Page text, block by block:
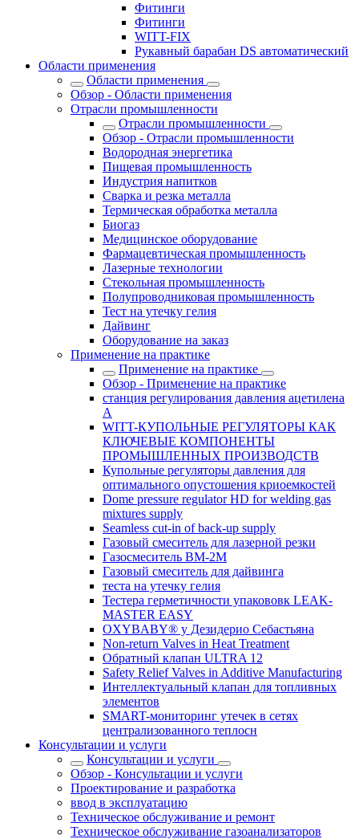
Фитинги
Фитинги
WITT-FIX
Рукавный барабан DS автоматический
Области применения
Области применения
Обзор - Области применения
Отрасли промышленности
Отрасли промышленности
Обзор - Отрасли промышленности
Водородная энергетика
Пищевая промышленность
Индустрия напитков
Сварка и резка металла
Термическая обработка металла
Биогаз
Медицинское оборудование
Фармацевтическая промышленность
Лазерные технологии
Стекольная промышленность
Полупроводниковая промышленность
Тест на утечку гелия
Дайвинг
Оборудование на заказ
Применение на практике
Применение на практике
Обзор - Применение на практике
станция регулирования давления ацетилена
A
WITT-КУПОЛЬНЫЕ РЕГУЛЯТОРЫ КАК
КЛЮЧЕВЫЕ КОМПОНЕНТЫ
ПРОМЫШЛЕННЫХ ПРОИЗВОДСТВ
Купольные регуляторы давления для
оптимального опустошения криоемкостей
Dome pressure regulator HD for welding gas
mixtures supply
Seamless cut-in of back-up supply
Газовый смеситель для лазерной резки
Газосмеситель BM-2M
Газовый смеситель для дайвинга
теста на утечку гелия
Тестера герметичности упакововк LEAK-
MASTER EASY
OXYBABY® у Дезидерио Себастьяна
Non-return Valves in Heat Treatment
Обратный клапан ULTRA 12
Safety Relief Valves in Additive Manufacturing
Интеллектуальный клапан для топливных
элементов
SMART-мониторинг утечек в сетях
централизованного теплосн
Консультации и услуги
Консультации и услуги
Обзор - Консультации и услуги
Проектирование и разработка
ввод в эксплуатацию
Техническое обслуживание и ремонт
Техническое обслуживание газоанализаторов